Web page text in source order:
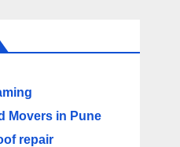
Movers in Pune
repair